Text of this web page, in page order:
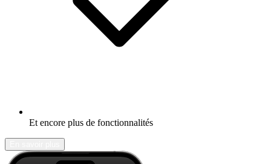
Et encore plus de fonctionnalités